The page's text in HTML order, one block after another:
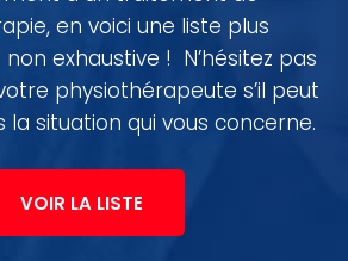
en voici une liste plus
exhaustive ! N’hésitez pas
physiothérapeute s’il peut
la situation qui vous concerne.
VOIR LA LISTE